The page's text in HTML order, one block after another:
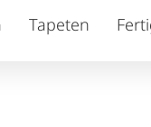
Tapeten